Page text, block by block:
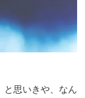
と思いきや、なん